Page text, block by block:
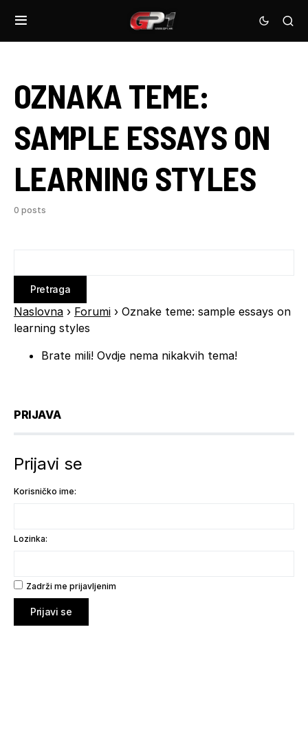
OZNAKA TEME:
SAMPLE ESSAYS ON
LEARNING STYLES
0 posts
Naslovna › Forumi › Oznake teme: sample essays on
learning styles
Brate mili! Ovdje nema nikakvih tema!
PRIJAVA
Prijavi se
Korisničko ime:
Lozinka:
Zadrži me prijavljenim
Prijavi se